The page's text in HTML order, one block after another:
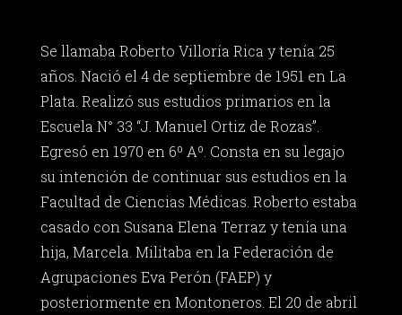
Se llamaba Roberto Villoría Rica y tenía 25
años. Nació el 4 de septiembre de 1951 en La
Plata. Realizó sus estudios primarios en la
Escuela N° 33 “J. Manuel Ortiz de Rozas”.
Egresó en 1970 en 6º Aº. Consta en su legajo
su intención de continuar sus estudios en la
Facultad de Ciencias Médicas. Roberto estaba
casado con Susana Elena Terraz y tenía una
hija, Marcela. Militaba en la Federación de
Agrupaciones Eva Perón (FAEP) y
posteriormente en Montoneros. El 20 de abril